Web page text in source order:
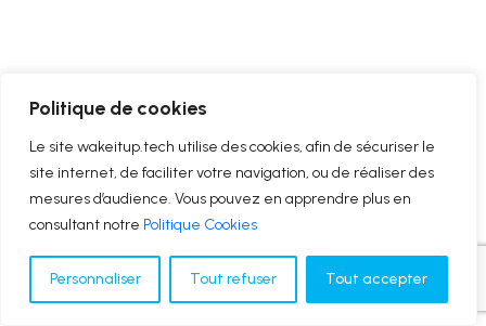
Politique de cookies
Le site wakeitup.tech utilise des cookies, afin de sécuriser le
site internet, de faciliter votre navigation, ou de réaliser des
mesures d’audience. Vous pouvez en apprendre plus en
consultant notre Politique Cookies
Personnaliser Tout refuser Tout accepter